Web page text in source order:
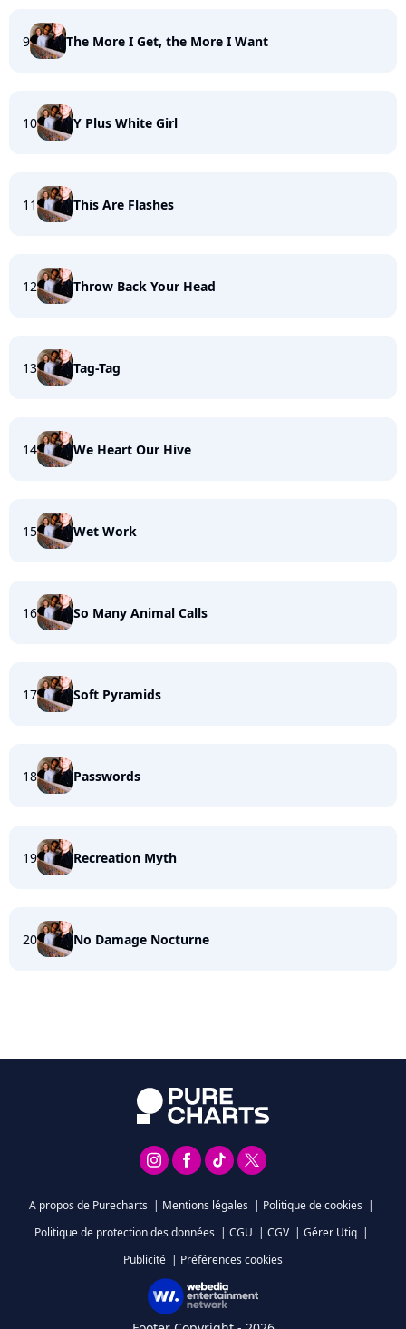
9 The More I Get, the More I Want
10 Y Plus White Girl
11 This Are Flashes
12 Throw Back Your Head
13 Tag-Tag
14 We Heart Our Hive
15 Wet Work
16 So Many Animal Calls
17 Soft Pyramids
18 Passwords
19 Recreation Myth
20 No Damage Nocturne
A propos de Purecharts | Mentions légales | Politique de cookies |
Politique de protection des données | CGU | CGV | Gérer Utiq |
Publicité | Préférences cookies